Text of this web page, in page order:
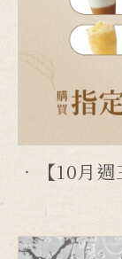
【10月